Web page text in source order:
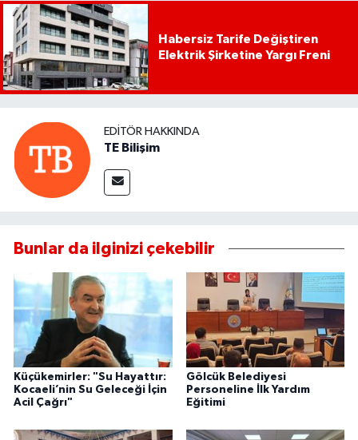
Habersiz Tarife Değiştiren
Elektrik Şirketine Yargı Freni
EDITÖR HAKKINDA
TE Bilişim
Bunlar da ilginizi çekebilir
Küçükemirler: "Su Hayattır:
Kocaeli’nin Su Geleceği İçin
Acil Çağrı"
Gölcük Belediyesi
Personeline İlk Yardım
Eğitimi